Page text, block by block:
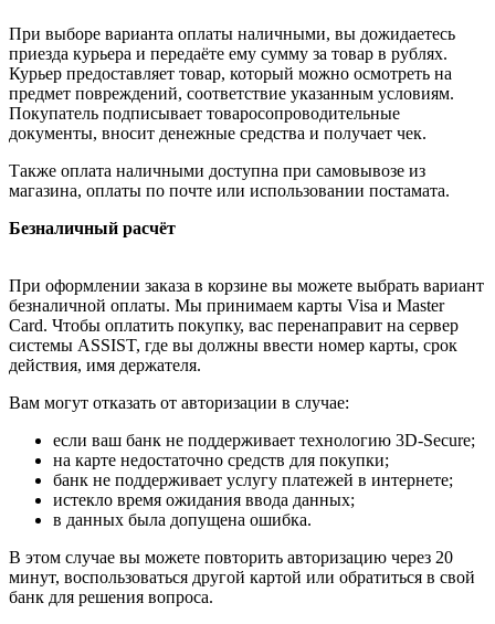
При выборе варианта оплаты наличными, вы дожидаетесь
приезда курьера и передаёте ему сумму за товар в рублях.
Курьер предоставляет товар, который можно осмотреть на
предмет повреждений, соответствие указанным условиям.
Покупатель подписывает товаросопроводительные
документы, вносит денежные средства и получает чек.
Также оплата наличными доступна при самовывозе из
магазина, оплаты по почте или использовании постамата.
Безналичный расчёт
При оформлении заказа в корзине вы можете выбрать вариант
безналичной оплаты. Мы принимаем карты Visa и Master
Card. Чтобы оплатить покупку, вас перенаправит на сервер
системы ASSIST, где вы должны ввести номер карты, срок
действия, имя держателя.
Вам могут отказать от авторизации в случае:
если ваш банк не поддерживает технологию 3D-Secure;
на карте недостаточно средств для покупки;
банк не поддерживает услугу платежей в интернете;
истекло время ожидания ввода данных;
в данных была допущена ошибка.
В этом случае вы можете повторить авторизацию через 20
минут, воспользоваться другой картой или обратиться в свой
банк для решения вопроса.